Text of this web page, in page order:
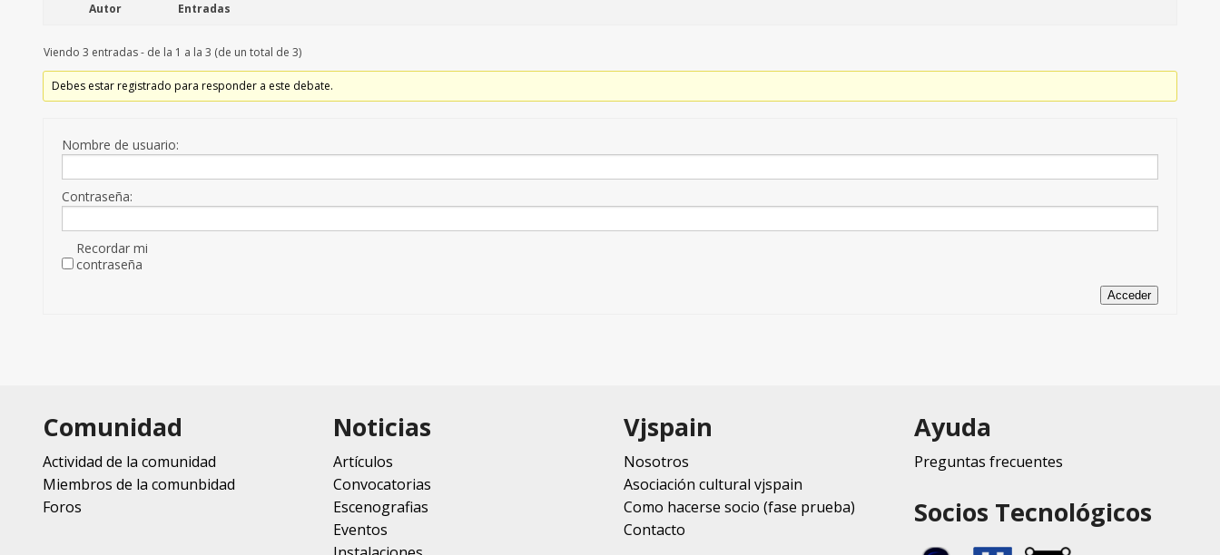
Autor Entradas
Viendo 3 entradas - de la 1 a la 3 (de un total de 3)
Debes estar registrado para responder a este debate.
Nombre de usuario:
Contraseña:
Recordar mi
contraseña
Acceder
Comunidad
Actividad de la comunidad
Miembros de la comunbidad
Foros
Noticias
Artículos
Convocatorias
Escenografias
Eventos
Vjspain
Nosotros
Asociación cultural vjspain
Como hacerse socio (fase prueba)
Contacto
Ayuda
Preguntas frecuentes
Socios Tecnológicos